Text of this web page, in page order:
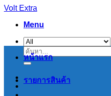
Skip
content
Volt Extra
Menu
ค้นหา:
หน้าแรก
รายการสินค้า